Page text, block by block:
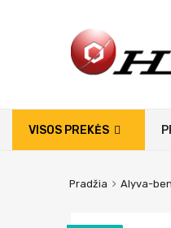
VISOS PREKĖS
Pradžia Alyva-